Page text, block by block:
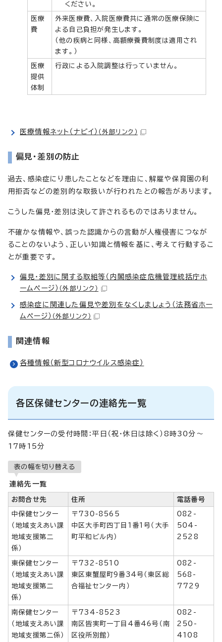
ください。
医療
費
外来医療費、入院医療費共に通常の医療保険に
よる自己負担が発生します。
（他の疾病と同様、高額療養費制度は適用され
ます。）
医療
提供
体制
行政による入院調整は行っていません。
医療情報ネット（ナビイ） （外部リンク）
偏見・差別の防止
過去、感染症にり患したことなどを理由に、解雇や保育園の利
用拒否などの差別的な取扱いが行われたとの報告があります。
こうした偏見・差別は決して許されるものではありません。
不確かな情報や、誤った認識からの言動が人権侵害につなが
ることのないよう、正しい知識と情報を基に、考えて行動するこ
とが重要です。
偏見・差別に関する取組等（内閣感染症危機管理統括庁ホ
ームページ） （外部リンク）
感染症に関連した偏見や差別をなくしましょう（法務省ホー
ムページ） （外部リンク）
関連情報
各種情報（新型コロナウイルス感染症）
各区保健センターの連絡先一覧
保健センターの受付時間：平日（祝・休日は除く）8時30分～
17時15分
表の幅を切り替える
連絡先一覧
お問合せ先 住所 電話番号
中保健センター
（地域支えあい課
地域支援第二
係）
〒730-8565
中区大手町四丁目1番1号（大手
町平和ビル内）
082-
504-
2528
東保健センター
（地域支えあい課
地域支援第二
係）
〒732-8510
東区東蟹屋町9番34号（東区総
合福祉センター内）
082-
568-
7729
南保健センター
（地域支えあい課
地域支援第二係）
〒734-8523
南区皆実町一丁目4番46号（南
区役所別館）
082-
250-
4108